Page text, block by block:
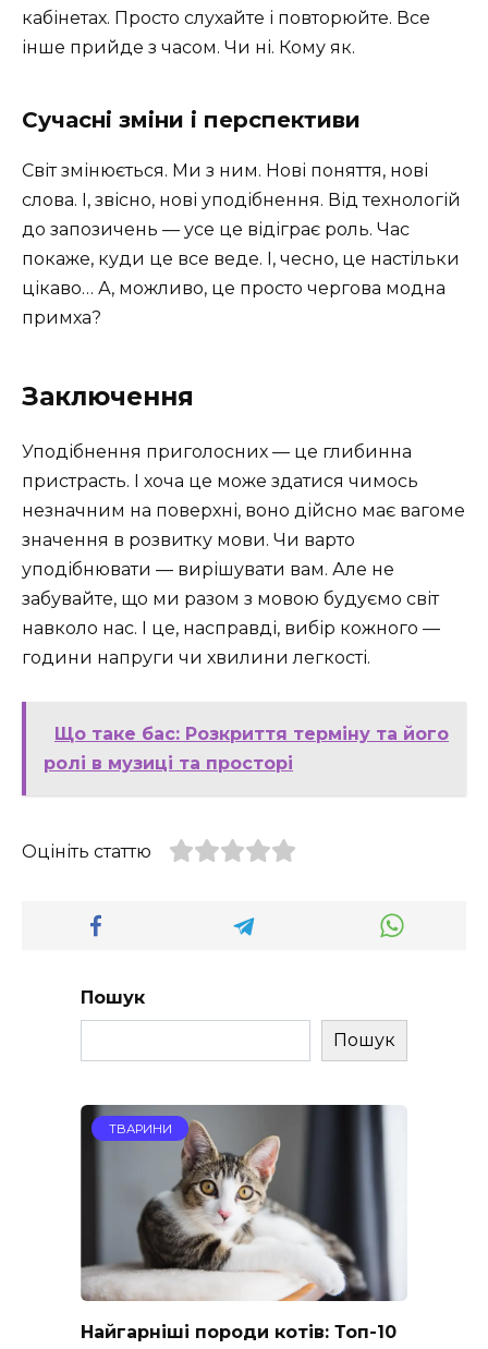
кабінетах. Просто слухайте і повторюйте. Все
інше прийде з часом. Чи ні. Кому як.
Сучасні зміни і перспективи
Світ змінюється. Ми з ним. Нові поняття, нові
слова. І, звісно, нові уподібнення. Від технологій
до запозичень — усе це відіграє роль. Час
покаже, куди це все веде. І, чесно, це настільки
цікаво… А, можливо, це просто чергова модна
примха?
Заключення
Уподібнення приголосних — це глибинна
пристрасть. І хоча це може здатися чимось
незначним на поверхні, воно дійсно має вагоме
значення в розвитку мови. Чи варто
уподібнювати — вирішувати вам. Але не
забувайте, що ми разом з мовою будуємо світ
навколо нас. І це, насправді, вибір кожного —
години напруги чи хвилини легкості.
Що таке бас: Розкриття терміну та його
ролі в музиці та просторі
Оцініть статтю
Пошук
Пошук
ТВАРИНИ
Найгарніші породи котів: Топ-10